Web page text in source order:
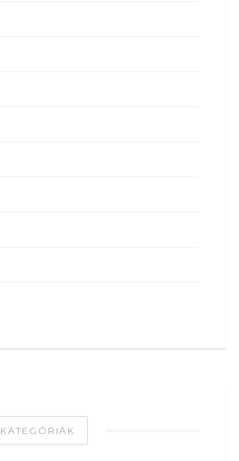
KATEGÓRIÁK